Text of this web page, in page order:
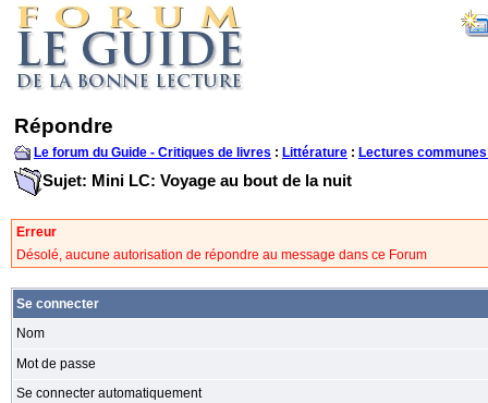
Répondre
Le forum du Guide - Critiques de livres : Littérature : Lectures
Sujet: Mini LC: Voyage au bout de la nuit
Erreur
Désolé, aucune autorisation de répondre au message dans ce Forum
Se connecter
Nom
Mot de passe
Se connecter automatiquement